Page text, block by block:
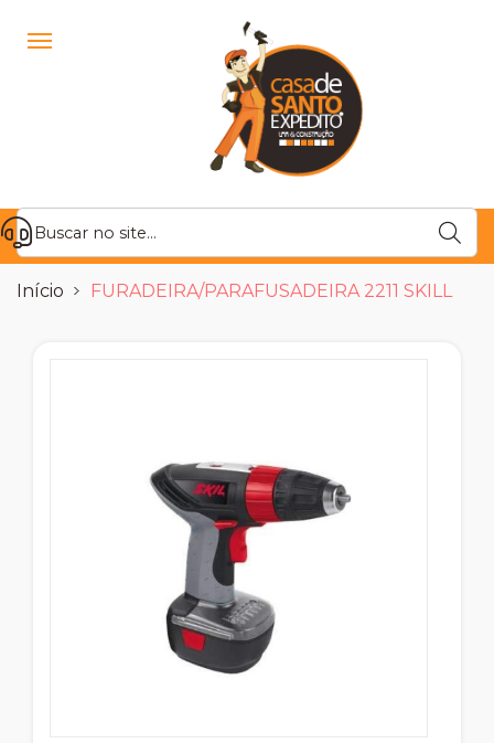
Início FURADEIRA/PARAFUSADEIRA 2211 SKILL